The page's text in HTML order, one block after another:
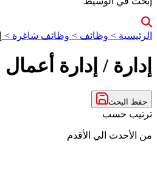
الرئيسية > وظائف > وظائف شاغرة >
إدارة / إدارة أعمال
حفظ البحث
ترتيب حسب
من الأحدث الي الأقدم